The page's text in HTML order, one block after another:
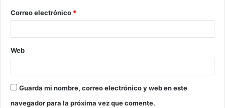
Correo electrónico *
Web
Guarda mi nombre, correo electrónico y web en este
navegador para la próxima vez que comente.